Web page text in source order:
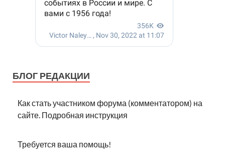
БЛОГ РЕДАКЦИИ
Как стать участником форума (комментатором) на
сайте. Подробная инструкция
Требуется ваша помощь!